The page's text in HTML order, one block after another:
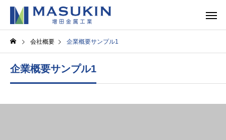
会社概要 企業概要サンプル1
企業概要サンプル1